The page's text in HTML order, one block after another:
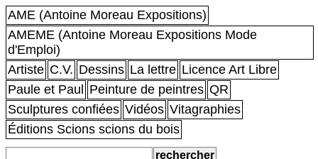
AME (Antoine Moreau Expositions)
AMEME (Antoine Moreau Expositions Mode
d'Emploi)
Artiste C.V. Dessins La lettre Licence Art Libre
Paule et Paul
Peinture de peintres QR
Sculptures confiées Vidéos Vitagraphies
Éditions Scions scions du bois